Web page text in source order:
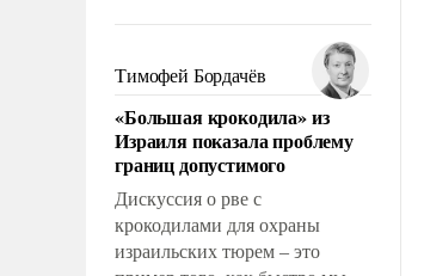
политические прожекты будут
беспрекословно оплачиваться
за счет российских
налогоплательщиков и где за
свои поступки не нужно
отвечать.
Тимофей Бордачёв
«Большая крокодила» из
Израиля показала проблему
границ допустимого
Дискуссия о рве с
крокодилами для охраны
израильских тюрем – это